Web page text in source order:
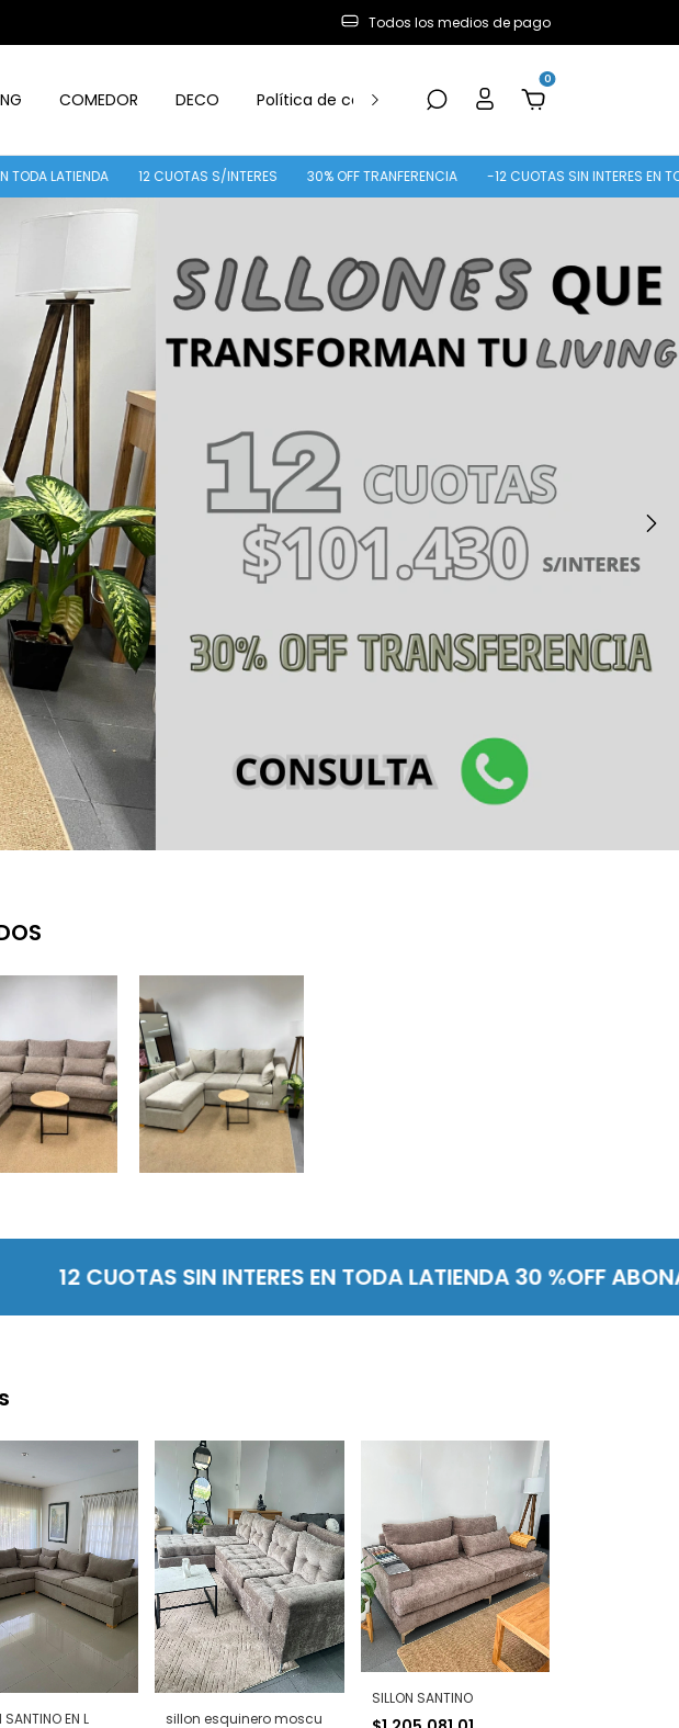
Todos los medios de pago
COMEDOR DECO Política de cambio y Devolución
0
12 CUOTAS S/INTERES 30% OFF TRANFERENCIA -12 CUOTAS SIN INTERES EN TODA
12 CUOTAS SIN INTERES EN TODA LATIENDA 30 %OFF
SANTINO EN L sillon esquinero moscu
SILLON SANTINO